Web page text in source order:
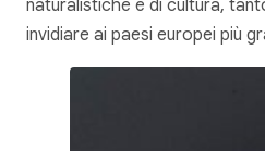
naturalistiche e di cultura,
invidiare ai paesi europei più